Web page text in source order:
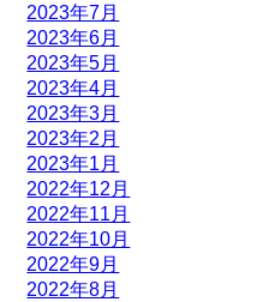
2023年7月
2023年6月
2023年5月
2023年4月
2023年3月
2023年2月
2023年1月
2022年12月
2022年11月
2022年10月
2022年9月
2022年8月